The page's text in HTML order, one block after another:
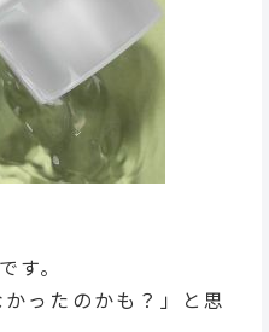
。
ったのかも？」と思